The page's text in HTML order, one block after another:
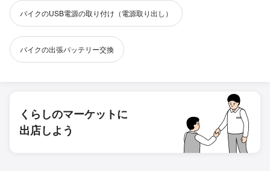
バイクのUSB電源の取り付け（電源取り出し）
バイクの出張バッテリー交換
くらしのマーケットに
出店しよう